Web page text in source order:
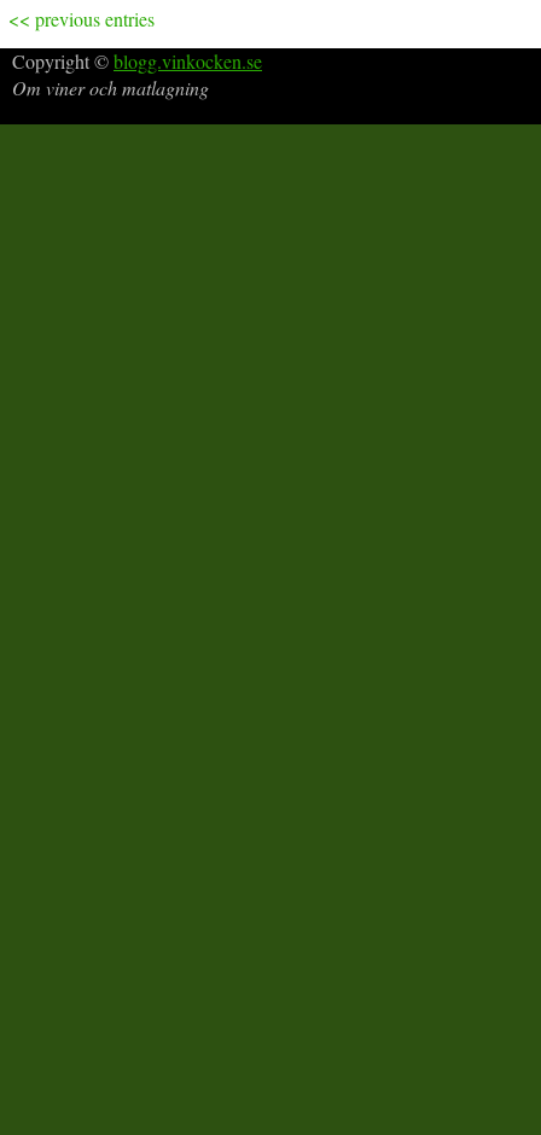
<< previous entries
Copyright ©blogg.vinkocken.se
Om viner och matlagning